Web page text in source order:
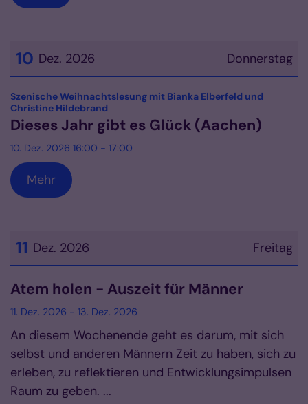
Donnerstag
10 Dez. 2026
Datum: 10. Dezember 2026
Szenische Weihnachtslesung mit Bianka Elberfeld und
Christine Hildebrand
Dieses Jahr gibt es Glück (Aachen)
10. Dez. 2026 16:00 - 17:00
Mehr
Freitag
11 Dez. 2026
Datum: 11. Dezember 2026
Atem holen - Auszeit für Männer
11. Dez. 2026 - 13. Dez. 2026
An diesem Wochenende geht es darum, mit sich
selbst und anderen Männern Zeit zu haben, sich zu
erleben, zu reflektieren und Entwicklungsimpulsen
Raum zu geben. ...